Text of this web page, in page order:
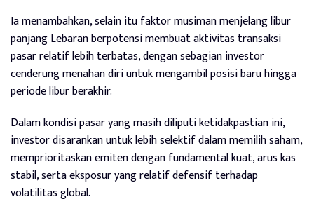
Ia menambahkan, selain itu faktor musiman menjelang libur
panjang Lebaran berpotensi membuat aktivitas transaksi
pasar relatif lebih terbatas, dengan sebagian investor
cenderung menahan diri untuk mengambil posisi baru hingga
periode libur berakhir.
Dalam kondisi pasar yang masih diliputi ketidakpastian ini,
investor disarankan untuk lebih selektif dalam memilih saham,
memprioritaskan emiten dengan fundamental kuat, arus kas
stabil, serta eksposur yang relatif defensif terhadap
volatilitas global.